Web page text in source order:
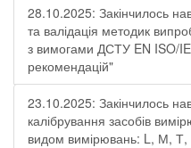
28.10.2025: Закінчилось
та валідація методик
з вимогами ДСТУ EN ISO/
рекомендацій"
23.10.2025: Закінчилось
калібрування засобів
видом вимірювань: L, М,